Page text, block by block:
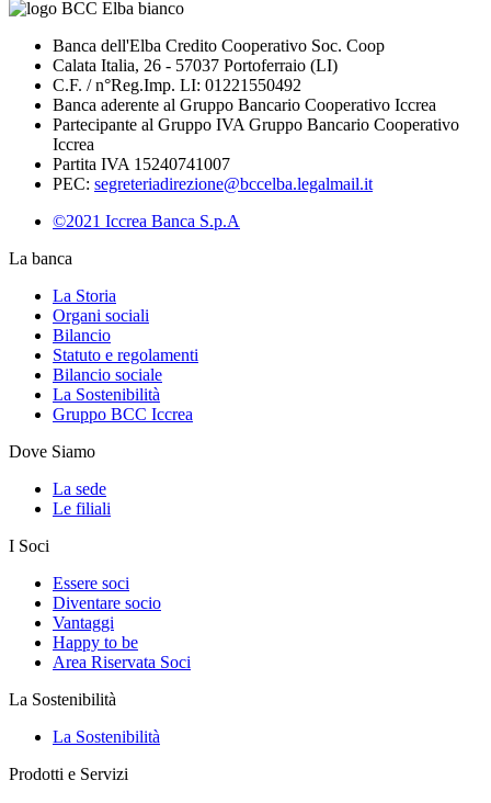
Banca dell'Elba Credito Cooperativo Soc. Coop
Calata Italia, 26 - 57037 Portoferraio (LI)
C.F. / n°Reg.Imp. LI: 01221550492
Banca aderente al Gruppo Bancario Cooperativo Iccrea
Partecipante al Gruppo IVA Gruppo Bancario Cooperativo
Iccrea
Partita IVA 15240741007
PEC: segreteriadirezione@bccelba.legalmail.it
©2021 Iccrea Banca S.p.A
La banca
La Storia
Organi sociali
Bilancio
Statuto e regolamenti
Bilancio sociale
La Sostenibilità
Gruppo BCC Iccrea
Dove Siamo
La sede
Le filiali
I Soci
Essere soci
Diventare socio
Vantaggi
Happy to be
Area Riservata Soci
La Sostenibilità
La Sostenibilità
Prodotti e Servizi